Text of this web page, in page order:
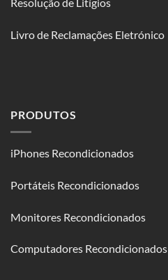
Livro de Reclamações Eletrónico
PRODUTOS
iPhones Recondicionados
Portáteis Recondicionados
Monitores Recondicionados
Computadores Recondicionados